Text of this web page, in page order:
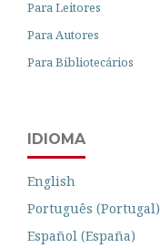
Para Leitores
Para Autores
Para Bibliotecários
IDIOMA
English
Português (Portugal)
Español (España)